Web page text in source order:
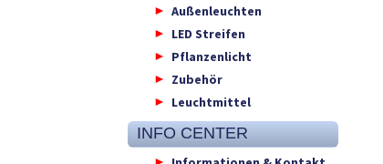
Außenleuchten
LED Streifen
Pflanzenlicht
Zubehör
Leuchtmittel
INFO CENTER